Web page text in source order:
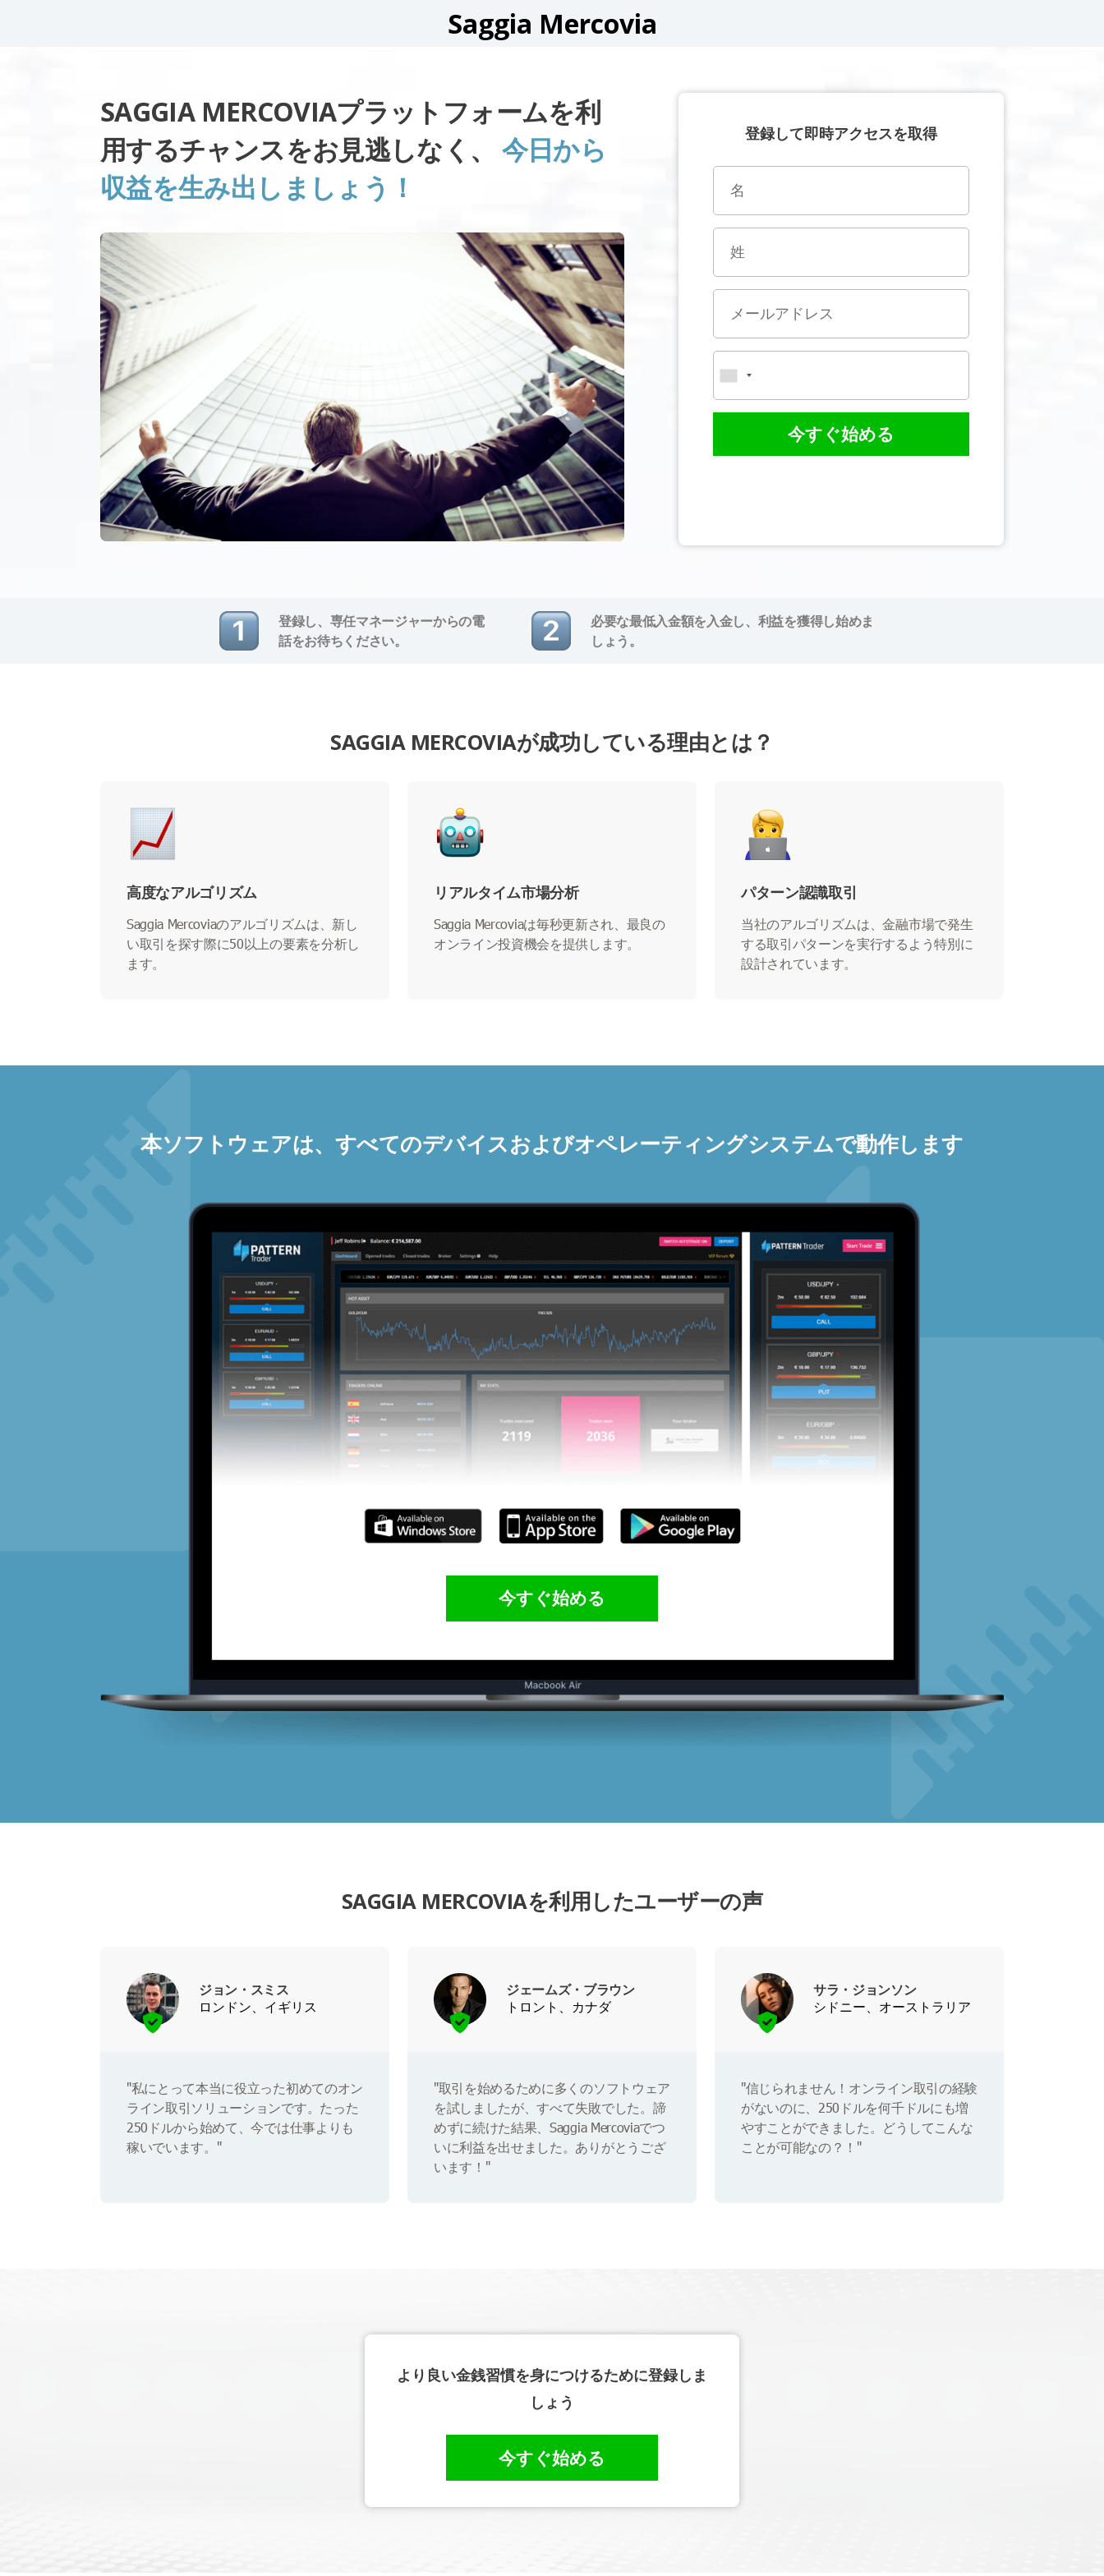
Saggia Mercovia
SAGGIA MERCOVIAプラットフォームを利
用するチャンスをお見逃しなく、 今日から
収益を生み出しましょう！
登録して即時アクセスを取得
今すぐ始める
登録し、専任マネージャーからの電
話をお待ちください。
必要な最低入金額を入金し、利益を獲得し始めま
しょう。
SAGGIA MERCOVIAが成功している理由とは？
高度なアルゴリズム
Saggia Mercoviaのアルゴリズムは、新し
い取引を探す際に50以上の要素を分析し
ます。
リアルタイム市場分析
Saggia Mercoviaは毎秒更新され、最良の
オンライン投資機会を提供します。
パターン認識取引
当社のアルゴリズムは、金融市場で発生
する取引パターンを実行するよう特別に
設計されています。
本ソフトウェアは、すべてのデバイスおよびオペレーティングシステムで動作します
今すぐ始める
SAGGIA MERCOVIAを利用したユーザーの声
ジョン・スミス
ロンドン、イギリス
"私にとって本当に役立った初めてのオン
ライン取引ソリューションです。たった
250ドルから始めて、今では仕事よりも
稼いでいます。"
ジェームズ・ブラウン
トロント、カナダ
"取引を始めるために多くのソフトウェア
を試しましたが、すべて失敗でした。諦
めずに続けた結果、Saggia Mercoviaでつ
いに利益を出せました。ありがとうござ
います！"
サラ・ジョンソン
シドニー、オーストラリア
"信じられません！オンライン取引の経験
がないのに、250ドルを何千ドルにも増
やすことができました。どうしてこんな
ことが可能なの？！"
より良い金銭習慣を身につけるために登録しま
しょう
今すぐ始める